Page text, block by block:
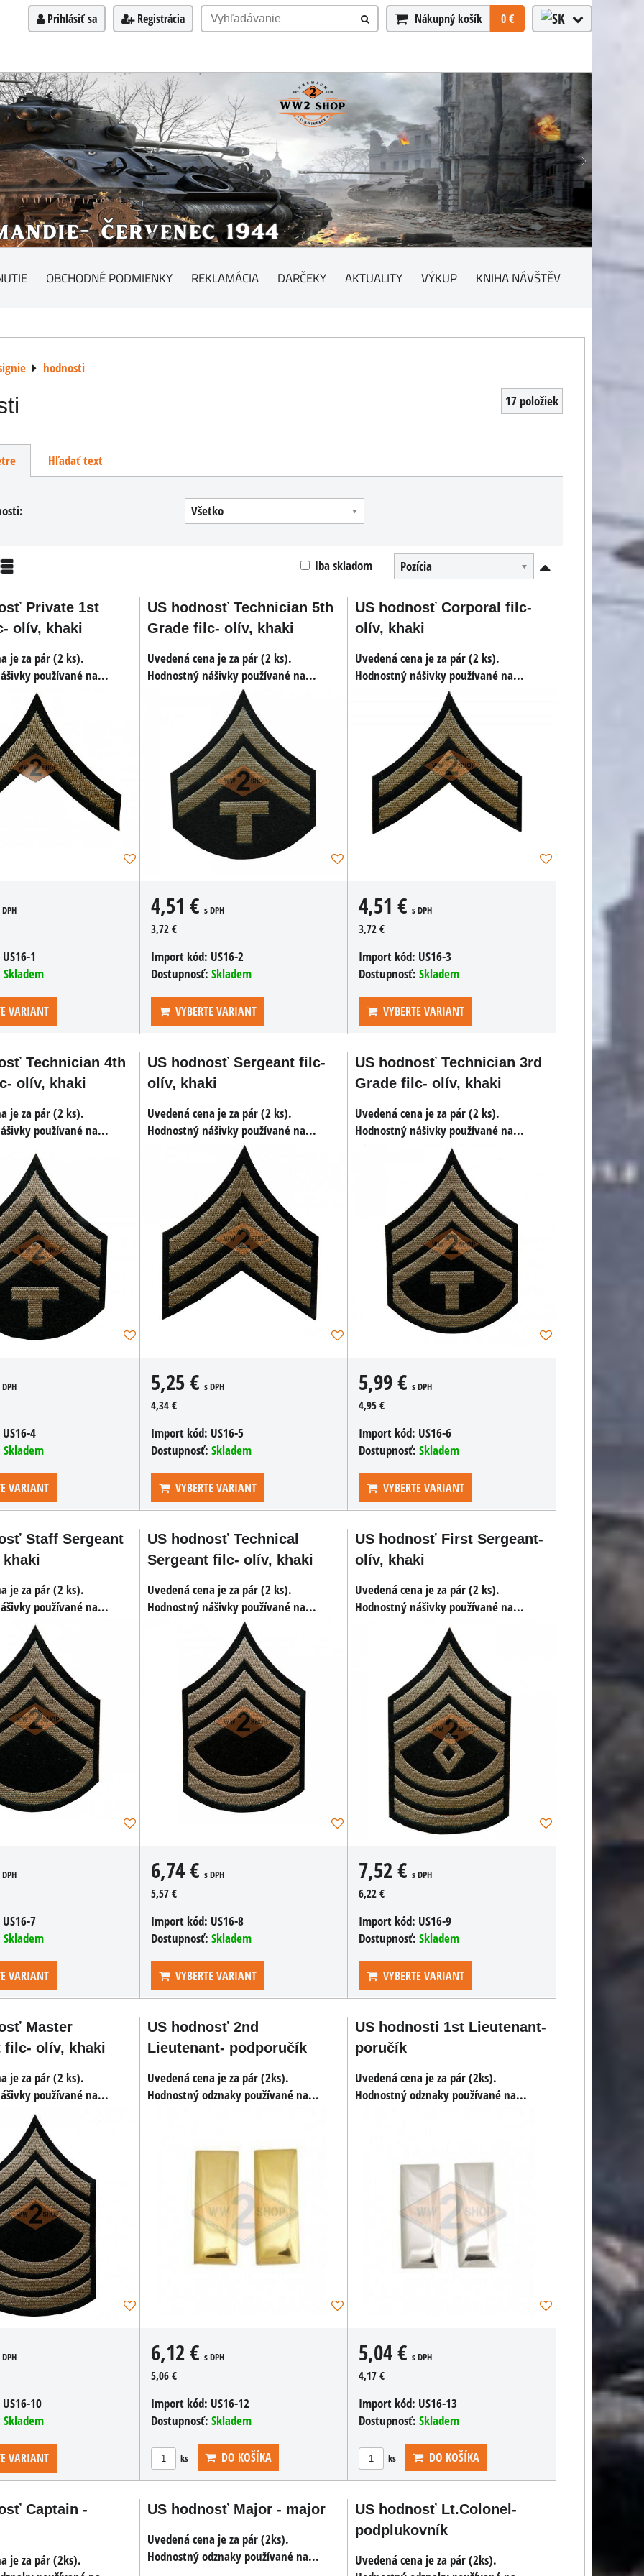
Prihlásiť sa Registrácia Nákupný košík 0 €
OBCHODNÉ PODMIENKY REKLAMÁCIA DARČEKY AKTUALITY VÝKUP KNIHA NÁVŠTĚV
hodnosti
17 položiek
Hľadať text
Všetko
Pozícia
Iba skladom
Private 1st
olív, khaki
je za pár (2 ks).
používané na...
US16-1
Skladem
VARIANT
US hodnosť Technician 5th
Grade filc- olív, khaki
Uvedená cena je za pár (2 ks).
Hodnostný nášivky používané na...
4,51 € s DPH
3,72 €
Import kód: US16-2
Dostupnosť: Skladem
VYBERTE VARIANT
US hodnosť Corporal filc-
olív, khaki
Uvedená cena je za pár (2 ks).
Hodnostný nášivky používané na...
4,51 €s DPH
3,72 €
Import kód: US16-3
Dostupnosť:Skladem
VYBERTE VARIANT
Technician 4th
olív, khaki
je za pár (2 ks).
používané na...
US16-4
Skladem
VARIANT
US hodnosť Sergeant filc-
olív, khaki
Uvedená cena je za pár (2 ks).
Hodnostný nášivky používané na...
5,25 € s DPH
4,34 €
Import kód: US16-5
Dostupnosť: Skladem
VYBERTE VARIANT
US hodnosť Technician 3rd
Grade filc- olív, khaki
Uvedená cena je za pár (2 ks).
Hodnostný nášivky používané na...
5,99 €s DPH
4,95 €
Import kód: US16-6
Dostupnosť:Skladem
VYBERTE VARIANT
Staff Sergeant
je za pár (2 ks).
používané na...
US16-7
Skladem
VARIANT
US hodnosť Technical
Sergeant filc- olív, khaki
Uvedená cena je za pár (2 ks).
Hodnostný nášivky používané na...
6,74 € s DPH
5,57 €
Import kód: US16-8
Dostupnosť: Skladem
VYBERTE VARIANT
US hodnosť First Sergeant-
olív, khaki
Uvedená cena je za pár (2 ks).
Hodnostný nášivky používané na...
7,52 €s DPH
6,22 €
Import kód: US16-9
Dostupnosť:Skladem
VYBERTE VARIANT
Master
filc- olív, khaki
je za pár (2 ks).
používané na...
US16-10
Skladem
VARIANT
US hodnosť 2nd
Lieutenant- podporučík
Uvedená cena je za pár (2ks).
Hodnostný odznaky používané na...
6,12 € s DPH
5,06 €
Import kód: US16-12
Dostupnosť: Skladem
ks DO KOŠÍKA
US hodnosti 1st Lieutenant-
poručík
Uvedená cena je za pár (2ks).
Hodnostný odznaky používané na...
5,04 €s DPH
4,17 €
Import kód: US16-13
Dostupnosť:Skladem
ks DO KOŠÍKA
Captain -
je za pár (2ks).
US hodnosť Major - major
Uvedená cena je za pár (2ks).
Hodnostný odznaky používané na...
US hodnosť Lt.Colonel-
podplukovník
Uvedená cena je za pár (2ks).
do
US náboj do pušky
M1 Garand
Dekoračné odliatok náboje
30.06 Springfield do
rámčekov pušky M1...
1,24 €
US benzínový
zapaľovač
Benzínový zapaľovač v
rovnakom dizajne ako
používali americkí vojaci.
3,20 €s DPH
US náboj .45 ACP do
Dekoračné odliatok náboja
.45 ACP do pištolí a
samopalov.
0,79 €s DPH
0,65 €